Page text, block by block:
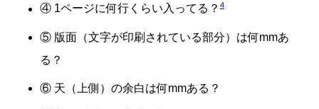
④ 1ページに何行くらい入ってる？ 4
⑤ 版面（文字が印刷されている部分）は何mmあ
る？
⑥ 天（上側）の余白は何mmある？